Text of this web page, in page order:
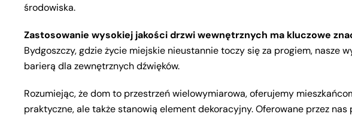
środowiska.
Zastosowanie wysokiej jakości drzwi wewnętrznych ma kluczowe
Bydgoszczy, gdzie życie miejskie nieustannie toczy się za progiem, nasze
barierą dla zewnętrznych dźwięków.
Rozumiejąc, że dom to przestrzeń wielowymiarowa, oferujemy
praktyczne, ale także stanowią element dekoracyjny. Oferowane przez